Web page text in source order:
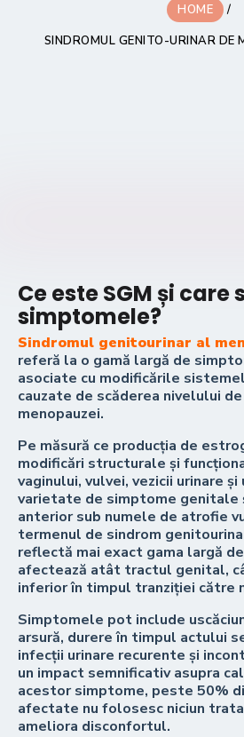
HOME
/
SINDROMUL GENITO-URINAR DE
Ce este SGM și care
simptomele?
Sindromul genitourinar al
referă la o gamă largă de
asociate cu modificările
cauzate de scăderea nivelului
menopauzei.
Pe măsură ce producția de
modificări structurale și
vaginului, vulvei, vezicii urinare
varietate de simptome genitale
anterior sub numele de atrofie
termenul de sindrom
reflectă mai exact gama largă
afectează atât tractul genital,
inferior în timpul tranziției către
Simptomele pot include
arsură, durere în timpul actului
infecții urinare recurente și
un impact semnificativ asupra
acestor simptome, peste 50%
afectate nu folosesc niciun
ameliora disconfortul.